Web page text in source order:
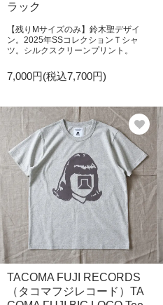
ラック
【残りMサイズのみ】鈴木聖デザイ
ン。2025年SSコレクションＴシャ
ツ。シルクスクリーンプリント。
7,000円(税込7,700円)
TACOMA FUJI RECORDS
（タコマフジレコード）TA